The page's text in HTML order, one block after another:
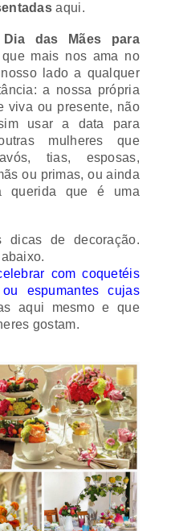
aqui.
das Mães para
mais nos ama no
lado a qualquer
a nossa própria
viva ou presente, não
usar a data para
mulheres que
tias, esposas,
ou primas, ou ainda
querida que é uma
de decoração.
com coquetéis
ou espumantes cujas
aqui mesmo e que
gostam.